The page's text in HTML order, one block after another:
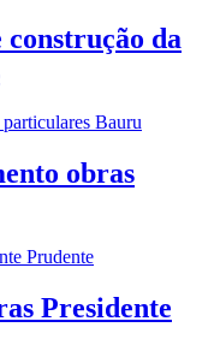
construção da
obras
Presidente